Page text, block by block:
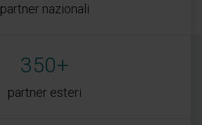
partner nazionali
partner esteri
350+